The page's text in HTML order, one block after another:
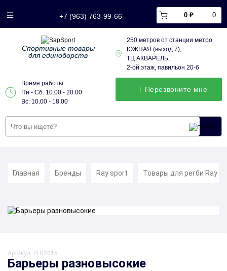
+7 (963) 763-99-66 0 ₽ 0
Спортивные товары
для единоборств
250 метров от станции метро
ЮЖНАЯ (выход 7),
ТЦ АКВАРЕЛЬ,
2-ой этаж, павильон 20-б
Время работы:
Пн - Сб: 10.00 - 20.00
Вс: 10.00 - 18.00
Перезвонитe мне
Главная Бренды Ray sport Товары для регби Ray
Артикул: РгП2015
Барьеры разновысокие